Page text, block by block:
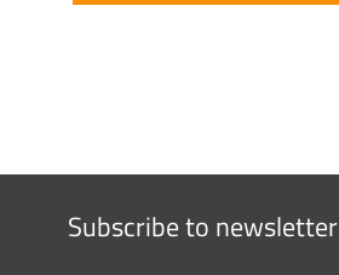
Subscribe to newsletter